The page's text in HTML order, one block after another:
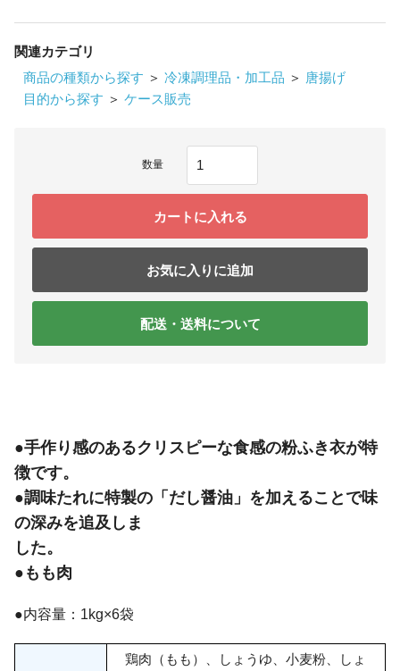
関連カテゴリ
商品の種類から探す ＞ 冷凍調理品・加工品 ＞ 唐揚げ
目的から探す ＞ ケース販売
数量
カートに入れる
お気に入りに追加
配送・送料について
●手作り感のあるクリスピーな食感の粉ふき衣が特
徴です。
●調味たれに特製の「だし醤油」を加えることで味
の深みを追及しま
した。
●もも肉
●内容量：1kg×6袋
鶏肉（もも）、しょうゆ、小麦粉、しょ